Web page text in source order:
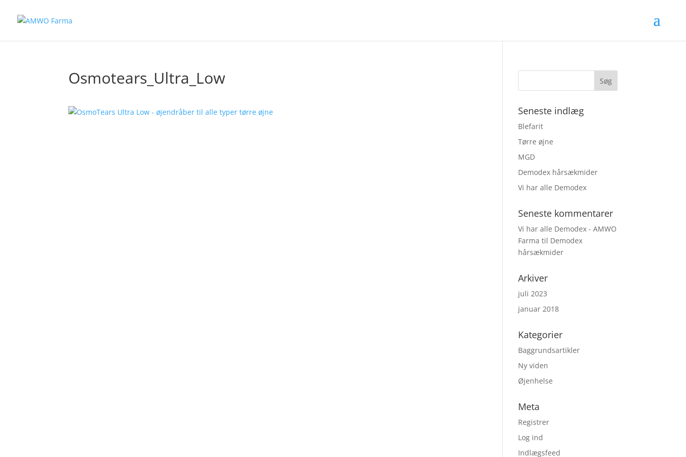
Osmotears_Ultra_Low
Seneste indlæg
Blefarit
Tørre øjne
MGD
Demodex hårsækmider
Vi har alle Demodex
Seneste kommentarer
Vi har alle Demodex - AMWO
Farma til Demodex
hårsækmider
Arkiver
juli 2023
januar 2018
Kategorier
Baggrundsartikler
Ny viden
Øjenhelse
Meta
Registrer
Log ind
Indlægsfeed